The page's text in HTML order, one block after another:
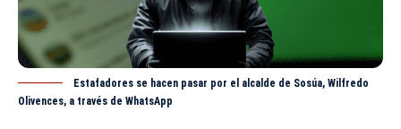
Estafadores se hacen pasar por el alcalde de Sosúa, Wilfredo
Olivences, a través de WhatsApp